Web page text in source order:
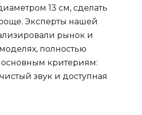
13 см, сделать
Эксперты нашей
рынок и
полностью
основным критериям:
звук и доступная